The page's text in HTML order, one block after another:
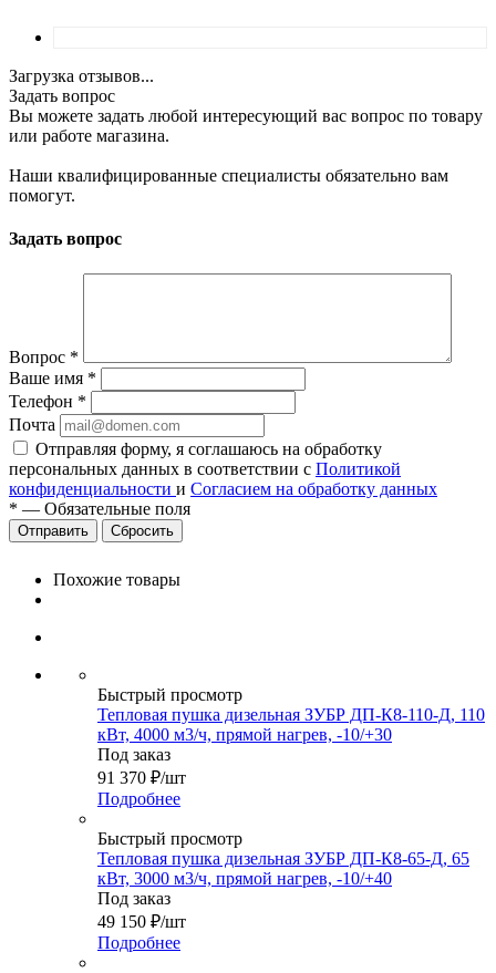
Загрузка отзывов...
Задать вопрос
Вы можете задать любой интересующий вас вопрос по товару
или работе магазина.
Наши квалифицированные специалисты обязательно вам
помогут.
Задать вопрос
Вопрос *
Ваше имя *
Телефон *
Почта
Отправляя форму, я соглашаюсь на обработку
персональных данных в соответствии с Политикой
конфиденциальности и Согласием на обработку данных
* — Обязательные поля
Сбросить
Похожие товары
Быстрый просмотр
Тепловая пушка дизельная ЗУБР ДП-К8-110-Д, 110
кВт, 4000 м3/ч, прямой нагрев, -10/+30
Под заказ
91 370 ₽/шт
Подробнее
Быстрый просмотр
Тепловая пушка дизельная ЗУБР ДП-К8-65-Д, 65
кВт, 3000 м3/ч, прямой нагрев, -10/+40
Под заказ
49 150 ₽/шт
Подробнее